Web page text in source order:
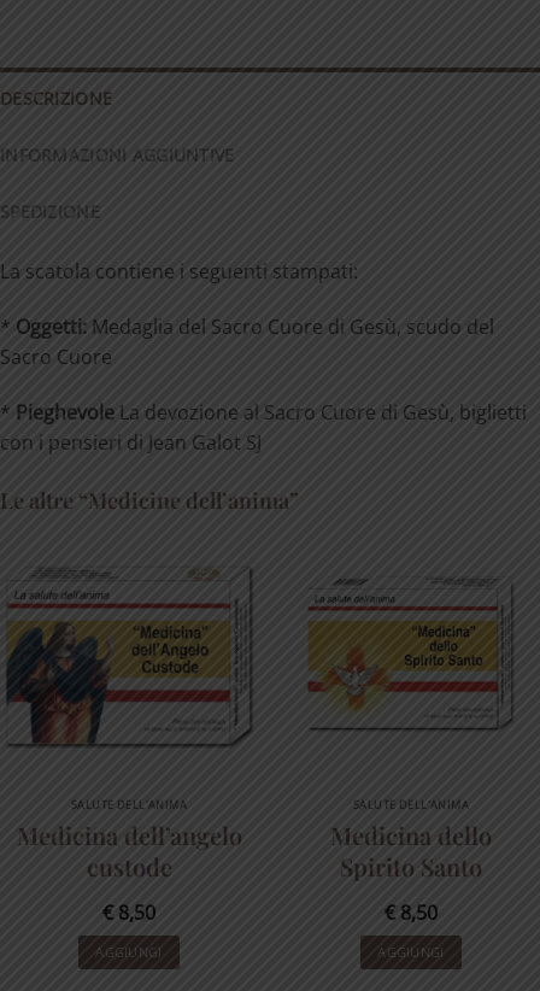
DESCRIZIONE
INFORMAZIONI AGGIUNTIVE
SPEDIZIONE
La scatola contiene i seguenti stampati:
* Oggetti: Medaglia del Sacro Cuore di Gesù, scudo del
Sacro Cuore
* Pieghevole La devozione al Sacro Cuore di Gesù, biglietti
con i pensieri di Jean Galot SJ
Le altre “Medicine dell’anima”
SALUTE DELL'ANIMA
Medicina dell’angelo
custode
€8,50
AGGIUNGI
SALUTE DELL'ANIMA
Medicina dello
Spirito Santo
€8,50
AGGIUNGI